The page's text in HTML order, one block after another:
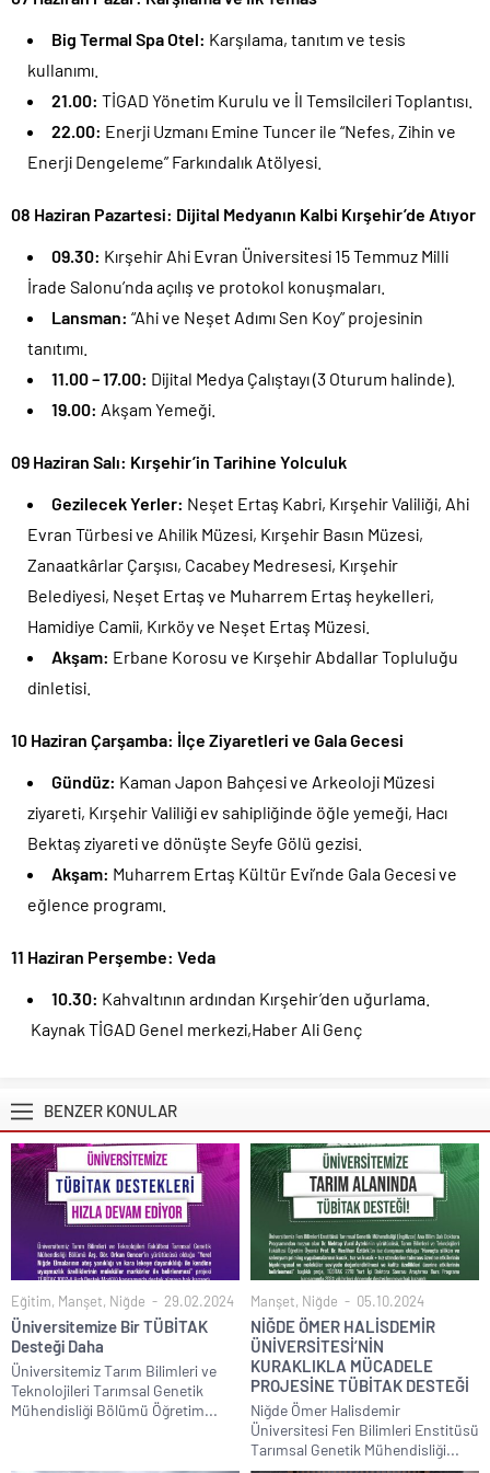
Big Termal Spa Otel: Karşılama, tanıtım ve tesis
kullanımı.
21.00: TİGAD Yönetim Kurulu ve İl Temsilcileri Toplantısı.
22.00: Enerji Uzmanı Emine Tuncer ile “Nefes, Zihin ve
Enerji Dengeleme” Farkındalık Atölyesi.
08 Haziran Pazartesi: Dijital Medyanın Kalbi Kırşehir’de Atıyor
09.30: Kırşehir Ahi Evran Üniversitesi 15 Temmuz Milli
İrade Salonu’nda açılış ve protokol konuşmaları.
Lansman: “Ahi ve Neşet Adımı Sen Koy” projesinin
tanıtımı.
11.00 – 17.00: Dijital Medya Çalıştayı (3 Oturum halinde).
19.00: Akşam Yemeği.
09 Haziran Salı: Kırşehir’in Tarihine Yolculuk
Gezilecek Yerler: Neşet Ertaş Kabri, Kırşehir Valiliği, Ahi
Evran Türbesi ve Ahilik Müzesi, Kırşehir Basın Müzesi,
Zanaatkârlar Çarşısı, Cacabey Medresesi, Kırşehir
Belediyesi, Neşet Ertaş ve Muharrem Ertaş heykelleri,
Hamidiye Camii, Kırköy ve Neşet Ertaş Müzesi.
Akşam: Erbane Korosu ve Kırşehir Abdallar Topluluğu
dinletisi.
10 Haziran Çarşamba: İlçe Ziyaretleri ve Gala Gecesi
Gündüz: Kaman Japon Bahçesi ve Arkeoloji Müzesi
ziyareti, Kırşehir Valiliği ev sahipliğinde öğle yemeği, Hacı
Bektaş ziyareti ve dönüşte Seyfe Gölü gezisi.
Akşam: Muharrem Ertaş Kültür Evi’nde Gala Gecesi ve
eğlence programı.
11 Haziran Perşembe: Veda
10.30: Kahvaltının ardından Kırşehir’den uğurlama.
Kaynak TİGAD Genel merkezi,Haber Ali Genç
BENZER KONULAR
Eğitim, Manşet, Niğde 29.02.2024
Üniversitemize Bir TÜBİTAK
Desteği Daha
Üniversitemiz Tarım Bilimleri ve
Teknolojileri Tarımsal Genetik
Mühendisliği Bölümü Öğretim...
Manşet, Niğde 05.10.2024
NİĞDE ÖMER HALİSDEMİR
ÜNİVERSİTESİ’NİN
KURAKLIKLA MÜCADELE
PROJESİNE TÜBİTAK DESTEĞİ
Niğde Ömer Halisdemir
Üniversitesi Fen Bilimleri Enstitüsü
Tarımsal Genetik Mühendisliği...